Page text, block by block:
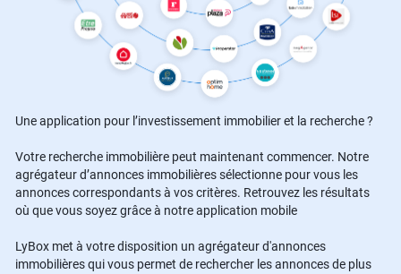
Une application pour l’investissement immobilier et la recherche ?
Votre recherche immobilière peut maintenant commencer. Notre
agrégateur d’annonces immobilières sélectionne pour vous les
annonces correspondants à vos critères. Retrouvez les résultats
où que vous soyez grâce à notre application mobile
LyBox met à votre disposition un agrégateur d'annonces
immobilières qui vous permet de rechercher les annonces de plus